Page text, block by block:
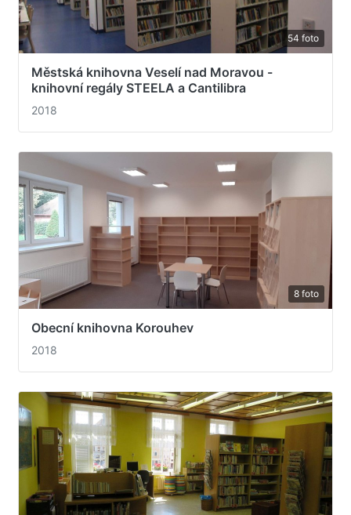
54 foto
Městská knihovna Veselí nad Moravou -
knihovní regály STEELA a Cantilibra
2018
8 foto
Obecní knihovna Korouhev
2018